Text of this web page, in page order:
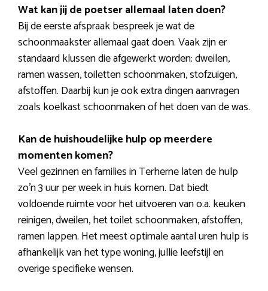
Wat kan jij de poetser allemaal laten doen?
Bij de eerste afspraak bespreek je wat de
schoonmaakster allemaal gaat doen. Vaak zijn er
standaard klussen die afgewerkt worden: dweilen,
ramen wassen, toiletten schoonmaken, stofzuigen,
afstoffen. Daarbij kun je ook extra dingen aanvragen
zoals koelkast schoonmaken of het doen van de was.
Kan de huishoudelijke hulp op meerdere
momenten komen?
Veel gezinnen en families in Terherne laten de hulp
zo’n 3 uur per week in huis komen. Dat biedt
voldoende ruimte voor het uitvoeren van o.a. keuken
reinigen, dweilen, het toilet schoonmaken, afstoffen,
ramen lappen. Het meest optimale aantal uren hulp is
afhankelijk van het type woning, jullie leefstijl en
overige specifieke wensen.